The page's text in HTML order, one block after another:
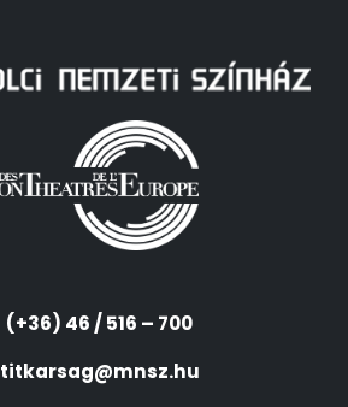
(+36) 46 / 516 – 700
titkarsag@mnsz.hu